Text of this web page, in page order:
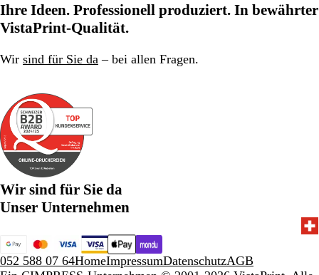
Ihre Ideen. Professionell produziert. In bewährter
VistaPrint-Qualität.
Wir sind für Sie da – bei allen Fragen.
Wir sind für Sie da
Unser Unternehmen
052 588 07 64HomeImpressumDatenschutzAGB